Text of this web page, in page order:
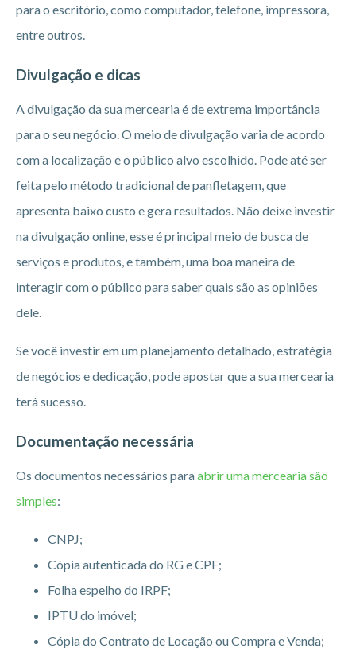
para o escritório, como computador, telefone, impressora,
entre outros.
Divulgação e dicas
A divulgação da sua mercearia é de extrema importância
para o seu negócio. O meio de divulgação varia de acordo
com a localização e o público alvo escolhido. Pode até ser
feita pelo método tradicional de panfletagem, que
apresenta baixo custo e gera resultados. Não deixe investir
na divulgação online, esse é principal meio de busca de
serviços e produtos, e também, uma boa maneira de
interagir com o público para saber quais são as opiniões
dele.
Se você investir em um planejamento detalhado, estratégia
de negócios e dedicação, pode apostar que a sua mercearia
terá sucesso.
Documentação necessária
Os documentos necessários paraabrir uma mercearia são
simples:
CNPJ;
Cópia autenticada do RG e CPF;
Folha espelho do IRPF;
IPTU do imóvel;
Cópia do Contrato de Locação ou Compra e Venda;